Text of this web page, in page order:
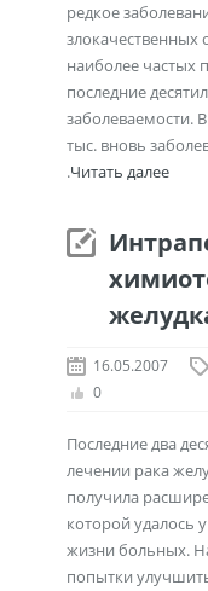
редкое
злокачественных
наиболее частых
последние
заболеваемости.
тыс. вновь
.Читать далее
16.05.2007
0
Последние два
лечении рака
получила
которой удалось
жизни больных.
попытки